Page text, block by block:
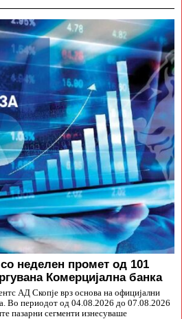
неделен промет од 101
Комерцијална банка
АД Скопје врз основа на официјални
Во периодот од 04.08.2026 до 07.08.2026
пазарни сегменти изнесуваше